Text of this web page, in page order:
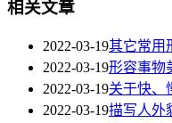
相关文章
2022-03-19其它常用
2022-03-19形容事物
2022-03-19关于快、
2022-03-19描写人外